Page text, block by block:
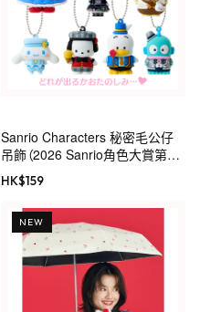
Sanrio Characters 秘密毛公仔
吊飾（2026 Sanrio角色大賞第4
彈 Sanrio服裝系列）
HK$159
NEW